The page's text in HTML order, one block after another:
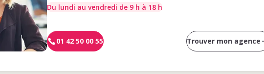
Du lundi au vendredi de 9 h à 18 h
01 42 50 00 55 Trouver mon agence